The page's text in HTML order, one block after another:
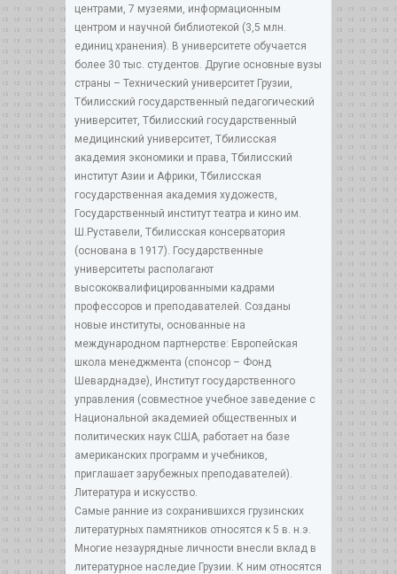
центрами, 7 музеями, информационным
центром и научной библиотекой (3,5 млн.
единиц хранения). В университете обучается
более 30 тыс. студентов. Другие основные вузы
страны – Технический университет Грузии,
Тбилисский государственный педагогический
университет, Тбилисский государственный
медицинский университет, Тбилисская
академия экономики и права, Тбилисский
институт Азии и Африки, Тбилисская
государственная академия художеств,
Государственный институт театра и кино им.
Ш.Руставели, Тбилисская консерватория
(основана в 1917). Государственные
университеты располагают
высококвалифицированными кадрами
профессоров и преподавателей. Созданы
новые институты, основанные на
международном партнерстве: Европейская
школа менеджмента (спонсор – Фонд
Шеварднадзе), Институт государственного
управления (совместное учебное заведение с
Национальной академией общественных и
политических наук США, работает на базе
американских программ и учебников,
приглашает зарубежных преподавателей).
Литература и искусство.
Самые ранние из сохранившихся грузинских
литературных памятников относятся к 5 в. н.э.
Многие незаурядные личности внесли вклад в
литературное наследие Грузии. К ним относятся